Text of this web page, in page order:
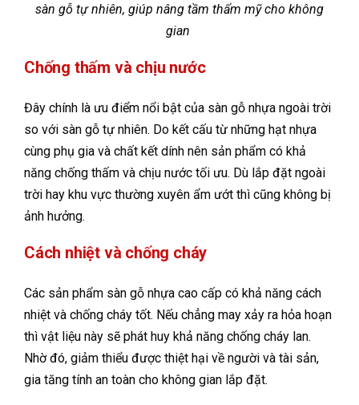
sàn gỗ tự nhiên, giúp nâng tầm thẩm mỹ cho không
gian
Chống thấm và chịu nước
Đây chính là ưu điểm nổi bật của sàn gỗ nhựa ngoài trời
so với sàn gỗ tự nhiên. Do kết cấu từ những hạt nhựa
cùng phụ gia và chất kết dính nên sản phẩm có khả
năng chống thấm và chịu nước tối ưu. Dù lắp đặt ngoài
trời hay khu vực thường xuyên ẩm ướt thì cũng không bị
ảnh hưởng.
Cách nhiệt và chống cháy
Các sản phẩm sàn gỗ nhựa cao cấp có khả năng cách
nhiệt và chống cháy tốt. Nếu chẳng may xảy ra hỏa hoạn
thì vật liệu này sẽ phát huy khả năng chống cháy lan.
Nhờ đó, giảm thiểu được thiệt hại về người và tài sản,
gia tăng tính an toàn cho không gian lắp đặt.